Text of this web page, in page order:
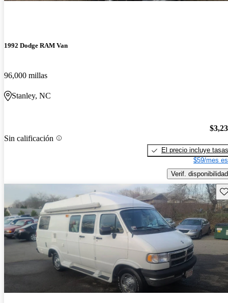
1992 Dodge RAM Van
96,000 millas
Stanley, NC
Sin calificación
El precio incluye tasas
$59/mes
Verif. disponibilidad